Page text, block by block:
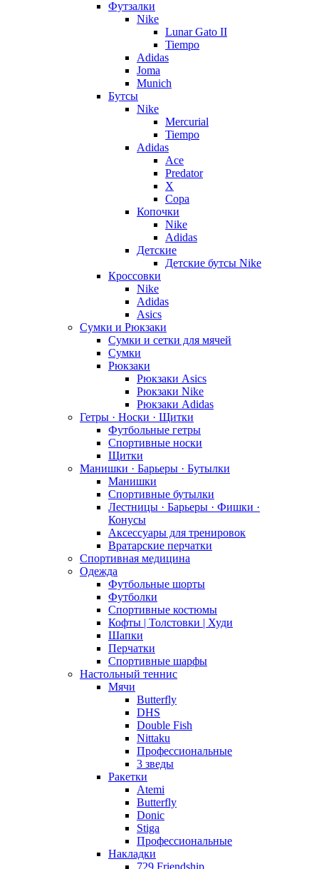
Футзалки
Nike
Lunar Gato II
Tiempo
Adidas
Joma
Munich
Бутсы
Nike
Mercurial
Tiempo
Adidas
Ace
Predator
X
Copa
Копочки
Nike
Adidas
Детские
Детские бутсы Nike
Кроссовки
Nike
Adidas
Asics
Сумки и Рюкзаки
Сумки и сетки для мячей
Сумки
Рюкзаки
Рюкзаки Asics
Рюкзаки Nike
Рюкзаки Adidas
Гетры · Носки · Щитки
Футбольные гетры
Спортивные носки
Щитки
Манишки · Барьеры · Бутылки
Манишки
Спортивные бутылки
Лестницы · Барьеры · Фишки ·
Конусы
Аксессуары для тренировок
Вратарские перчатки
Спортивная медицина
Одежда
Футбольные шорты
Футболки
Спортивные костюмы
Кофты | Толстовки | Худи
Шапки
Перчатки
Спортивные шарфы
Настольный теннис
Мячи
Butterfly
DHS
Double Fish
Nittaku
Профессиональные
3 зведы
Ракетки
Atemi
Butterfly
Donic
Stiga
Профессиональные
Накладки